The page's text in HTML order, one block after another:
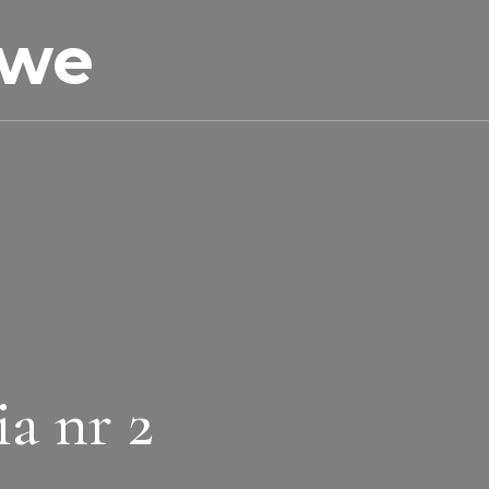
nr 2